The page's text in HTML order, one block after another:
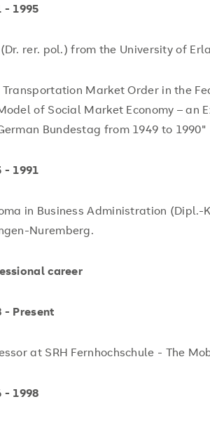
- 1995
rer. pol.) from the University of
Transportation Market Order in the
of Social Market Economy – an
Bundestag from 1949 to 1990"
- 1991
in Business Administration (Dipl.-
Nuremberg.
career
- Present
at SRH Fernhochschule - The
- 1998